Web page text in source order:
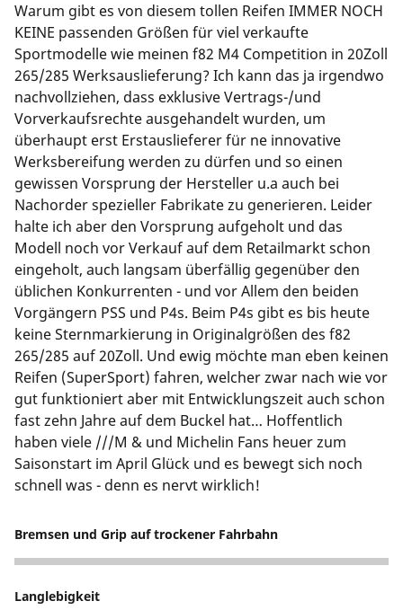
Warum gibt es von diesem tollen Reifen IMMER NOCH
KEINE passenden Größen für viel verkaufte
Sportmodelle wie meinen f82 M4 Competition in 20Zoll
265/285 Werksauslieferung? Ich kann das ja irgendwo
nachvollziehen, dass exklusive Vertrags-/und
Vorverkaufsrechte ausgehandelt wurden, um
überhaupt erst Erstauslieferer für ne innovative
Werksbereifung werden zu dürfen und so einen
gewissen Vorsprung der Hersteller u.a auch bei
Nachorder spezieller Fabrikate zu generieren. Leider
halte ich aber den Vorsprung aufgeholt und das
Modell noch vor Verkauf auf dem Retailmarkt schon
eingeholt, auch langsam überfällig gegenüber den
üblichen Konkurrenten - und vor Allem den beiden
Vorgängern PSS und P4s. Beim P4s gibt es bis heute
keine Sternmarkierung in Originalgrößen des f82
265/285 auf 20Zoll. Und ewig möchte man eben keinen
Reifen (SuperSport) fahren, welcher zwar nach wie vor
gut funktioniert aber mit Entwicklungszeit auch schon
fast zehn Jahre auf dem Buckel hat… Hoffentlich
haben viele ///M & und Michelin Fans heuer zum
Saisonstart im April Glück und es bewegt sich noch
schnell was - denn es nervt wirklich!
Bremsen und Grip auf trockener Fahrbahn
5
Langlebigkeit